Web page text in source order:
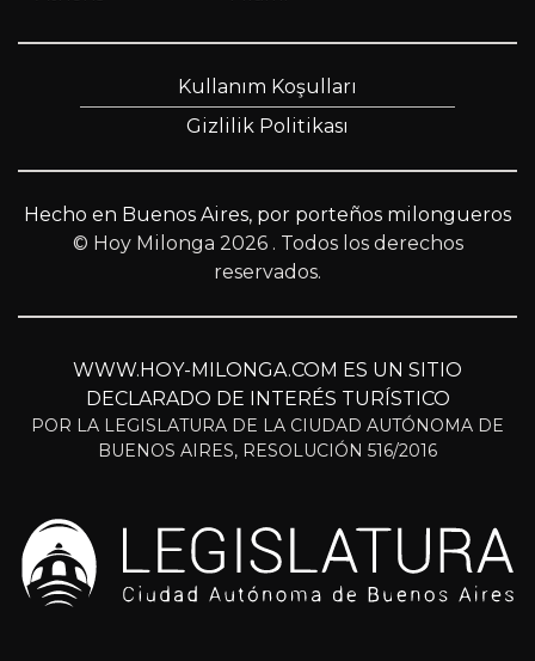
Kullanım Koşulları
Gizlilik Politikası
Hecho en Buenos Aires, por porteños milongueros
© Hoy Milonga 2026 . Todos los derechos
reservados.
WWW.HOY-MILONGA.COM ES UN SITIO
DECLARADO DE INTERÉS TURÍSTICO
POR LA LEGISLATURA DE LA CIUDAD AUTÓNOMA DE
BUENOS AIRES, RESOLUCIÓN 516/2016